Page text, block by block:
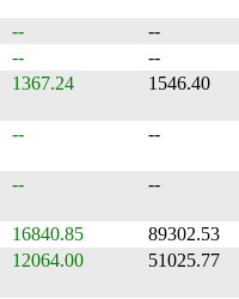
--
--
--
--
1367.24 1546.40
-- --
-- --
16840.85
89302.53
12064.00 51025.77